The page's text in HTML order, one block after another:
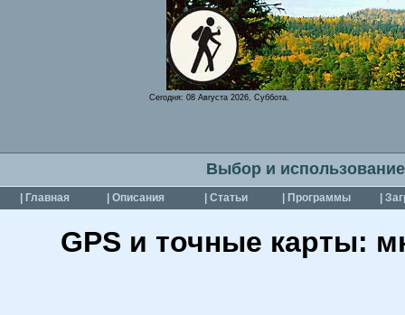
Сегодня:08 Августа 2026, Суббота.
Выбор и
| Главная | Описания | Статьи | Программы |
GPS и точные карты: